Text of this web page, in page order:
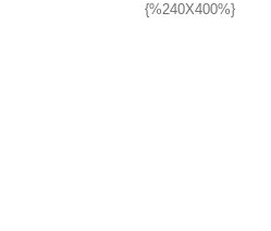
{%240X400%}